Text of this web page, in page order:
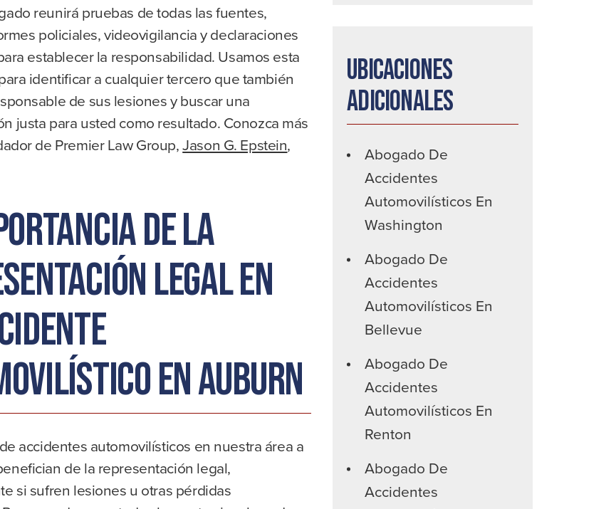
reunirá pruebas de todas las fuentes,
policiales, videovigilancia y declaraciones
establecer la responsabilidad. Usamos esta
identificar a cualquier tercero que también
de sus lesiones y buscar una
justa para usted como resultado. Conozca más
de Premier Law Group,Jason G. Epstein,
de la
legal en
en Auburn
accidentes automovilísticos en nuestra área a
de la representación legal,
si sufren lesiones u otras pérdidas
Ubicaciones
adicionales
Abogado De
Accidentes
Automovilísticos En
Washington
Abogado De
Accidentes
Automovilísticos En
Bellevue
Abogado De
Accidentes
Automovilísticos En
Renton
Abogado De
Accidentes